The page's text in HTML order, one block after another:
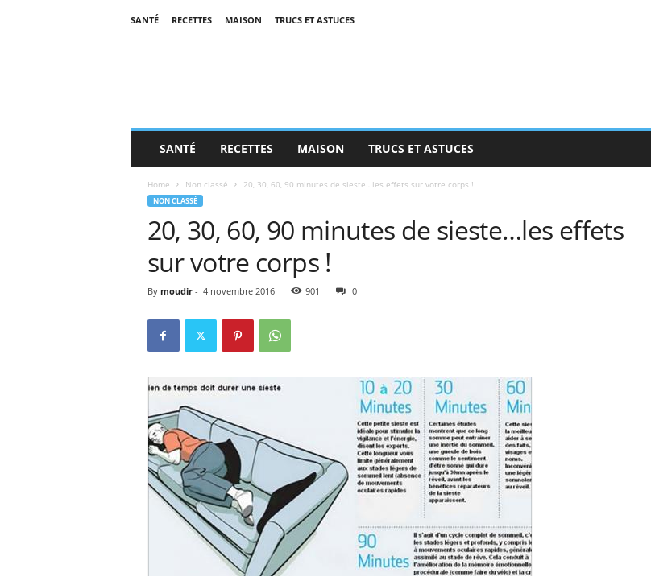
SANTÉ RECETTES MAISON TRUCS ET ASTUCES
SANTÉ RECETTES MAISON TRUCS ET ASTUCES
Home Non classé 20, 30, 60, 90 minutes de sieste…les effets sur votre corps !
NON CLASSÉ
20, 30, 60, 90 minutes de sieste…les effets
sur votre corps !
By moudir- 4 novembre 2016 901 0